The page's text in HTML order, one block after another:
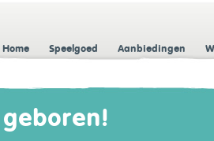
Home Speelgoed Aanbiedingen